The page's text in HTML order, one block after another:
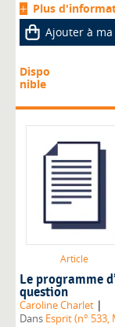
Plus
Ajouter à
Dispo
nible
Article
Le programme
question
Caroline Charlet |
Dans Esprit (n° 533,